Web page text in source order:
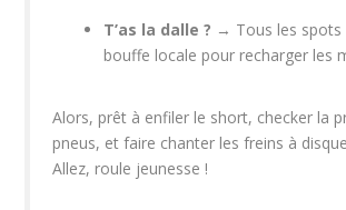
T’as la dalle ? → Tous les spots
bouffe locale pour recharger les
Alors, prêt à enfiler le short, checker la
pneus, et faire chanter les freins à
Allez, roule jeunesse !